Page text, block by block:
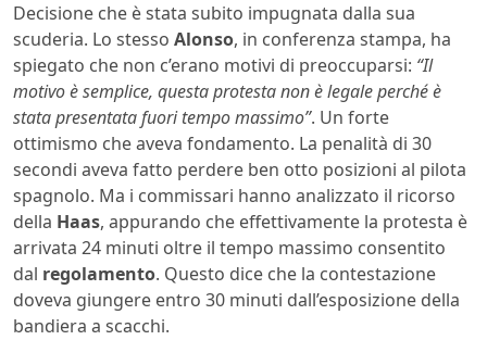
Decisione che è stata subito impugnata dalla sua
scuderia. Lo stesso Alonso, in conferenza stampa, ha
spiegato che non c’erano motivi di preoccuparsi: “Il
motivo è semplice, questa protesta non è legale perché è
stata presentata fuori tempo massimo”. Un forte
ottimismo che aveva fondamento. La penalità di 30
secondi aveva fatto perdere ben otto posizioni al pilota
spagnolo. Ma i commissari hanno analizzato il ricorso
della Haas, appurando che effettivamente la protesta è
arrivata 24 minuti oltre il tempo massimo consentito
dal regolamento. Questo dice che la contestazione
doveva giungere entro 30 minuti dall’esposizione della
bandiera a scacchi.